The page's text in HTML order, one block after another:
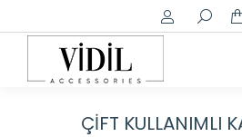
Search:
ÇİFT KULLANIMLI